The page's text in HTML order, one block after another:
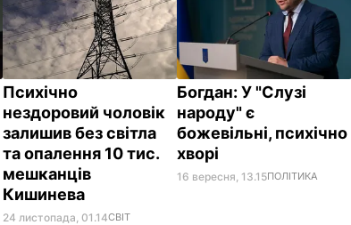
Психічно
нездоровий чоловік
залишив без світла
та опалення 10 тис.
мешканців
Кишинева
24 листопада, 01.14СВІТ
Богдан: У "Слузі
народу" є
божевільні, психічно
хворі
16 вересня, 13.15ПОЛІТИКА